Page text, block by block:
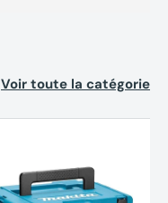
Voir toute la catégorie